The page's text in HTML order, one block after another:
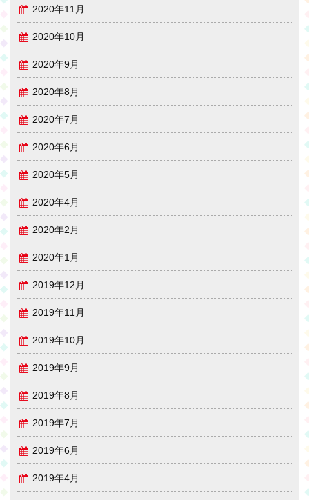
2020年11月
2020年10月
2020年9月
2020年8月
2020年7月
2020年6月
2020年5月
2020年4月
2020年2月
2020年1月
2019年12月
2019年11月
2019年10月
2019年9月
2019年8月
2019年7月
2019年6月
2019年4月